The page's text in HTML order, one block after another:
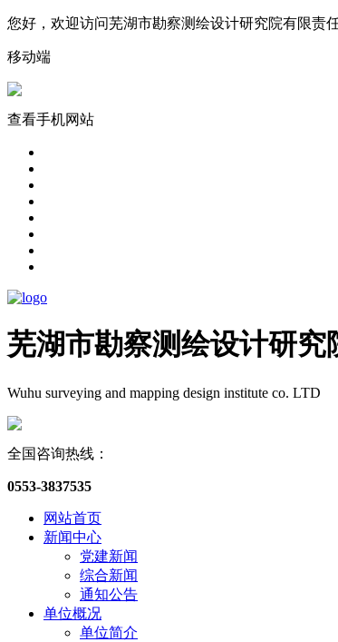
您好，欢迎访问芜湖市勘察测绘设计研究院有限责
移动端
查看手机网站
芜湖市勘察测绘设计研究
Wuhu surveying and mapping design institute co. LTD
全国咨询热线：
0553-3837535
网站首页
新闻中心
党建新闻
综合新闻
通知公告
单位概况
单位简介